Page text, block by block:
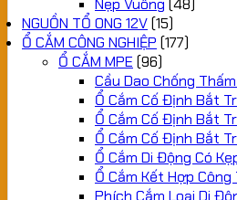
Nẹp Vuông (48)
NGUỒN TỔ ONG 12V(15)
Ổ CẮM CÔNG NGHIỆP (177)
Ổ CẮM MPE (96)
Cầu Dao Chống
Ổ Cắm Cố Định Bắt
Ổ Cắm Cố Định Bắt
Ổ Cắm Cố Định Bắt
Ổ Cắm Di Động Có
Ổ Cắm Kết Hợp
Phích Cắm Loại Di